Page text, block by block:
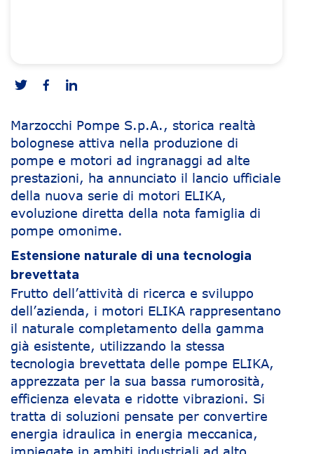
Marzocchi Pompe S.p.A., storica realtà
bolognese attiva nella produzione di
pompe e motori ad ingranaggi ad alte
prestazioni, ha annunciato il lancio ufficiale
della nuova serie di motori ELIKA,
evoluzione diretta della nota famiglia di
pompe omonime.
Estensione naturale di una tecnologia
brevettata
Frutto dell’attività di ricerca e sviluppo
dell’azienda, i motori ELIKA rappresentano
il naturale completamento della gamma
già esistente, utilizzando la stessa
tecnologia brevettata delle pompe ELIKA,
apprezzata per la sua bassa rumorosità,
efficienza elevata e ridotte vibrazioni. Si
tratta di soluzioni pensate per convertire
energia idraulica in energia meccanica,